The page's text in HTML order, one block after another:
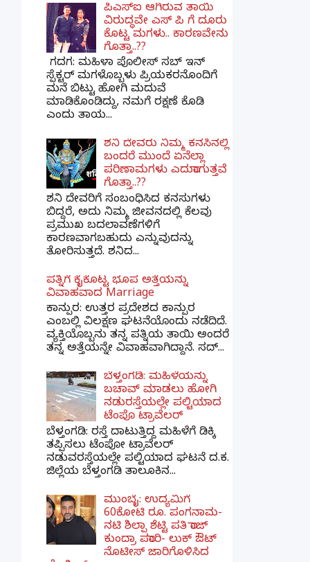
ಪಿಎಸ್​ಐ ಆಗಿರುವ ತಾಯಿ
ವಿರುದ್ಧವೇ ಎಸ್ ಪಿ ಗೆ ದೂರು
ಕೊಟ್ಟ ಮಗಳು.. ಕಾರಣವೇನು
ಗೊತ್ತಾ..??
ಗದಗ​: ಮಹಿಳಾ ಪೊಲೀಸ್​ ಸಬ್ ​ಇನ್​
ಸ್ಪೆಕ್ಟರ್​ ಮಗಳೊಬ್ಬಳು ಪ್ರಿಯಕರನೊಂದಿಗೆ
ಮನೆ ಬಿಟ್ಟು ಹೋಗಿ ಮದುವೆ
ಮಾಡಿಕೊಂಡಿದ್ದು, ನಮಗೆ ರಕ್ಷಣೆ ಕೊಡಿ
ಎಂದು ತಾಯ...
ಶನಿ ದೇವರು ನಿಮ್ಮ ಕನಸಿನಲ್ಲಿ
ಬಂದರೆ ಮುಂದೆ ಏನೆಲ್ಲಾ
ಪರಿಣಾಮಗಳು ಎದುರಾಗುತ್ತವೆ
ಗೊತ್ತಾ..??
ಶನಿ ದೇವರಿಗೆ ಸಂಬಂಧಿಸಿದ ಕನಸುಗಳು
ಬಿದ್ದರೆ, ಅದು ನಿಮ್ಮ ಜೀವನದಲ್ಲಿ ಕೆಲವು
ಪ್ರಮುಖ ಬದಲಾವಣೆಗಳಿಗೆ
ಕಾರಣವಾಗಬಹುದು ಎನ್ನುವುದನ್ನು
ತೋರಿಸುತ್ತದೆ. ಶನಿದ...
ಪತ್ನಿಗೆ ಕೈಕೊಟ್ಟ ಭೂಪ ಅತ್ತೆಯನ್ನು
ವಿವಾಹವಾದ Marriage
ಕಾನ್ಪುರ: ಉತ್ತರ ಪ್ರದೇಶದ ಕಾನ್ಪುರ
ಎಂಬಲ್ಲಿ ವಿಲಕ್ಷಣ ಘಟನೆಯೊಂದು ನಡೆದಿದೆ.
ವ್ಯಕ್ತಿಯೊಬ್ಬನು ತನ್ನ ಪತ್ನಿಯ ತಾಯಿ ಅಂದರೆ
ತನ್ನ ಅತ್ತೆಯನ್ನೇ ವಿವಾಹವಾಗಿದ್ದಾನೆ. ಸದ್...
ಬೆಳ್ತಂಗಡಿ: ಮಹಿಳೆಯನ್ನು
ಬಚಾವ್ ಮಾಡಲು ಹೋಗಿ
ನಡುರಸ್ತೆಯಲ್ಲೇ ಪಲ್ಟಿಯಾದ
ಟೆಂಪೊ ಟ್ರಾವೆಲರ್
ಬೆಳ್ತಂಗಡಿ: ರಸ್ತೆ ದಾಟುತ್ತಿದ್ದ ಮಹಿಳೆಗೆ ಡಿಕ್ಕಿ
ತಪ್ಪಿಸಲು ಟೆಂಪೋ ಟ್ರಾವೆಲರ್
ನಡುವರಸ್ತೆಯಲ್ಲೇ ಪಲ್ಟಿಯಾದ ಘಟನೆ ದ.ಕ.
ಜಿಲ್ಲೆಯ ಬೆಳ್ತಂಗಡಿ ತಾಲೂಕಿನ...
ಮುಂಬೈ: ಉದ್ಯಮಿಗೆ
60ಕೋಟಿ ರೂ. ಪಂಗನಾಮ-
ನಟಿ ಶಿಲ್ಪಾ ಶೆಟ್ಟಿ ಪತಿ ರಾಜ್
ಕುಂದ್ರಾ ಪರಾರಿ- ಲುಕ್ ಔಟ್
ನೊಟೀಸ್ ಜಾರಿಗೊಳಿಸಿದ